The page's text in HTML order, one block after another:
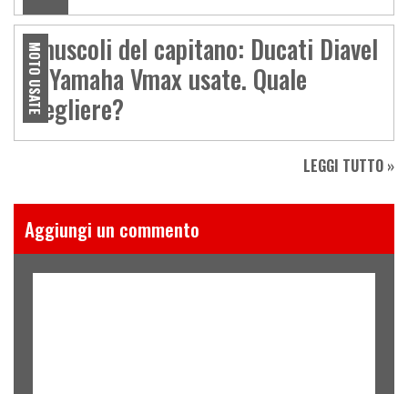
MOTO USATE
I muscoli del capitano: Ducati Diavel
vs Yamaha Vmax usate. Quale
scegliere?
LEGGI TUTTO »
Aggiungi un commento